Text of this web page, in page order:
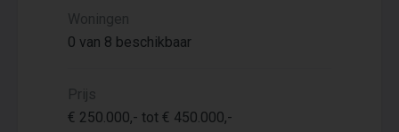
Woningen
0 van 8 beschikbaar
Prijs
€ 250.000,- tot € 450.000,-